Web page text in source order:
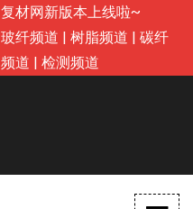
复材网新版本上线啦~
玻纤频道 | 树脂频道 | 碳纤
频道 | 检测频道